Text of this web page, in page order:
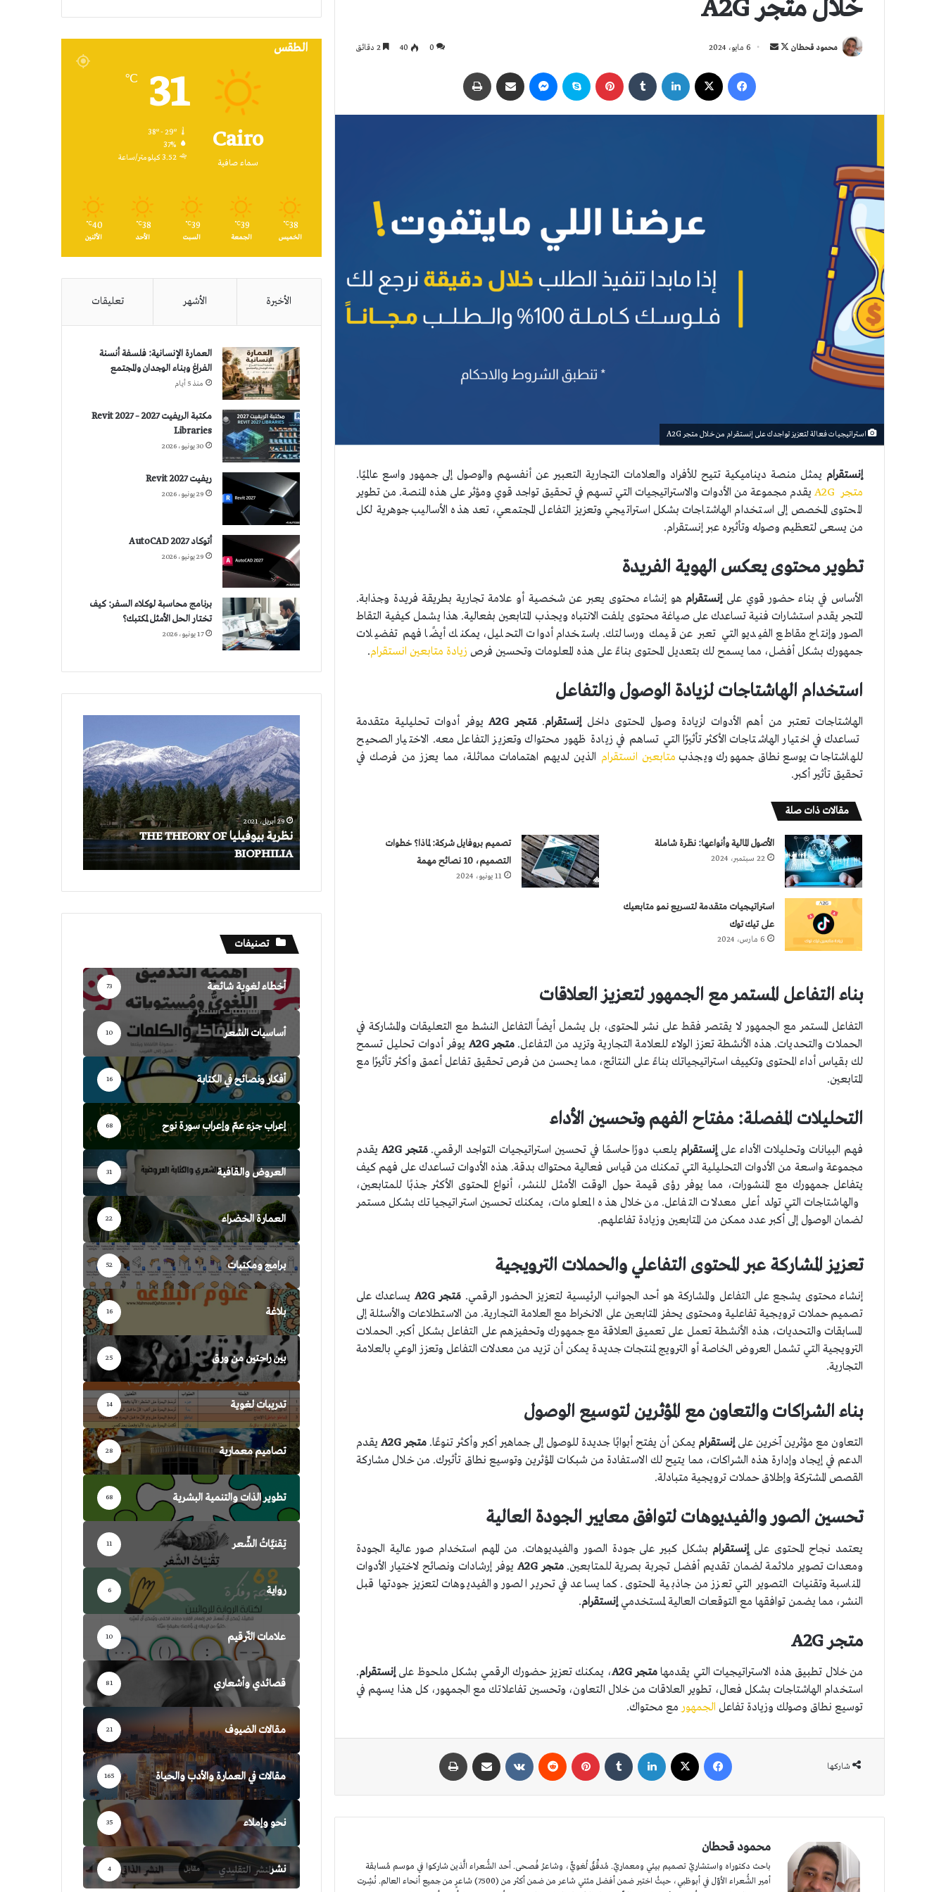
خلال متجر A2G
محمود قحطان
تابعأرسل
إلكترونيا
6 مايو، 2024 0
40
فيسبوك لينكدإن بينتيريست سكايب ماسنجر مشاركة عبر البريد
استراتيجيات فعالة لتعزيز تواجدك على إنستقرام من خلال متجر A2G
إنستقرام يمثل منصة ديناميكية تتيح للأفراد والعلامات التجارية التعبير عن أنفسهم والوصول إلى جمهور واسع عالميًا.
متجر A2G
يقدم مجموعة من الأدوات والاستراتيجيات التي تسهم في تحقيق تواجد قوي ومؤثر على هذه المنصة. من تطوير
المحتوى المخصص إلى استخدام الهاشتاجات بشكل استراتيجي وتعزيز التفاعل المجتمعي، تعد هذه الأساليب جوهرية لكل
من يسعى لتعظيم وصوله وتأثيره عبر إنستقرام.
تطوير محتوى يعكس الهوية الفريدة
الأساس في بناء حضور قوي علىإنستقرام هو إنشاء محتوى يعبر عن شخصية أو علامة تجارية بطريقة فريدة وجذابة.
المتجر يقدم استشارات فنية تساعدك على صياغة محتوى يلفت الانتباه ويجذب المتابعين بفعالية. هذا يشمل كيفية التقاط
الصور وإنتاج مقاطع الفيديو التي تعبر عن قيمك ورسالتك. باستخدام أدوات التحليل، يمكنك أيضًا فهم تفضيلات
جمهورك بشكل أفضل، مما يسمح لك بتعديل المحتوى بناءً على هذه المعلومات وتحسين فرص زيادة متابعين انستقرام.
استخدام الهاشتاجات لزيادة الوصول والتفاعل
الهاشتاجات تعتبر من أهم الأدوات لزيادة وصول المحتوى داخلإنستقرام.مَتجر A2G
يوفر أدوات تحليلية متقدمة
تساعدك في اختيار الهاشتاجات الأكثر تأثيرًا التي تساهم في زيادة ظهور محتواك وتعزيز التفاعل معه. الاختيار الصحيح
للهاشتاجات يوسع نطاق جمهورك ويجذب متابعين انستقرام الذين لديهم اهتمامات مماثلة، مما يعزز من فرصك في
تحقيق تأثير أكبر.
مقالات ذات صلة
الأصول المالية وأنواعها: نظرة شاملة
22 سبتمبر، 2024
تصميم بروفايل شركة: لماذا؟ خطوات
التصميم، 10 نصائح مهمة
11 يونيو، 2024
استراتيجيات متقدمة لتسريع نمو متابعيك
على تيك توك
6 مارس، 2024
بناء التفاعل المستمر مع الجمهور لتعزيز العلاقات
التفاعل المستمر مع الجمهور لا يقتصر فقط على نشر المحتوى، بل يشمل أيضاً التفاعل النشط مع التعليقات والمشاركة في
الحملات والتحديات. هذه الأنشطة تعزز الولاء للعلامة التجارية وتزيد من التفاعل. متجر A2G
يوفر أدوات تحليل تسمح
لك بقياس أداء المحتوى وتكييف استراتيجياتك بناءً على النتائج، مما يحسن من فرص تحقيق تفاعل أعمق وأكثر تأثيرًا مع
المتابعين.
التحليلات المفصلة: مفتاح الفهم وتحسين الأداء
فهم البيانات وتحليلات الأداء علىإِنستقرام يلعب دورًا حاسمًا في تحسين استراتيجيات التواجد الرقمي.مَتجر A2G
يقدم
مجموعة واسعة من الأدوات التحليلية التي تمكنك من قياس فعالية محتواك بدقة. هذه الأدوات تساعدك على فهم كيف
يتفاعل جمهورك مع المنشورات، مما يوفر رؤى قيمة حول الوقت الأمثل للنشر، أنواع المحتوى الأكثر جذبًا للمتابعين،
والهاشتاجات التي تولد أعلى معدلات التفاعل. من خلال هذه المعلومات، يمكنك تحسين استراتيجياتك بشكل مستمر
لضمان الوصول إلى أكبر عدد ممكن من المتابعين وزيادة تفاعلهم.
تعزيز المشاركة عبر المحتوى التفاعلي والحملات الترويجية
إنشاء محتوى يشجع على التفاعل والمشاركة هو أحد الجوانب الرئيسية لتعزيز الحضور الرقمي. مَتجر A2G
يساعدك على
تصميم حملات ترويجية تفاعلية ومحتوى يحفز المتابعين على الانخراط مع العلامة التجارية. من الاستطلاعات والأسئلة إلى
المسابقات والتحديات، هذه الأنشطة تعمل على تعميق العلاقة مع جمهورك وتحفيزهم على التفاعل بشكل أكبر. الحملات
الترويجية التي تشمل العروض الخاصة أو الترويج لمنتجات جديدة يمكن أن تزيد من معدلات التفاعل وتعزز الوعي بالعلامة
التجارية.
بناء الشراكات والتعاون مع المؤثرين لتوسيع الوصول
التعاون مع مؤثرين آخرين علىإنستقرام يمكن أن يفتح أبوابًا جديدة للوصول إلى جماهير أكبر وأكثر تنوعًا. متجر A2G
يقدم
الدعم في إيجاد وإدارة هذه الشراكات، مما يتيح لك الاستفادة من شبكات المؤثرين وتوسيع نطاق تأثيرك. من خلال مشاركة
القصص المشتركة وإطلاق حملات ترويجية متبادلة.
تحسين الصور والفيديوهات لتوافق معايير الجودة العالية
يعتمد نجاح المحتوى علىإِنستقرام بشكل كبير على جودة الصور والفيديوهات. من المهم استخدام صور عالية الجودة
ومعدات تصوير ملائمة لضمان تقديم أفضل تجربة بصرية للمتابعين.متجر A2G
يوفر إرشادات ونصائح لاختيار الأدوات
المناسبة وتقنيات التصوير التي تعزز من جاذبية المحتوى. كما يساعد في تحرير الصور والفيديوهات لتعزيز جودتها قبل
النشر، مما يضمن توافقها مع التوقعات العالية لمستخدميإنستقرام.
متجر A2G
من خلال تطبيق هذه الاستراتيجيات التي يقدمهامتجر A2G ، يمكنك تعزيز حضورك الرقمي بشكل ملحوظ علىإنستقرام.
استخدام الهاشتاجات بشكل فعال، تطوير العلاقات من خلال التعاون، وتحسين تفاعلاتك مع الجمهور، كل هذا يسهم في
توسيع نطاق وصولك وزيادة تفاعل الجمهورمع محتواك.
شاركها
فيسبوك لينكدإن بينتيريست مشاركة عبر البريد
محمود قحطان
باحث دكتوراه واستشاريّ تصميم بيئي ومعماريّ. مُدقِّقٌ لُغويٌّ، وشاعرُ فُصحى. أحد الشُّعراء الَّذين شاركوا في موسم مُسابقة
أمير الشُّعراء الأوّل في أبوظبي، حيثُ اختير ضمن أفضل مئتي شاعر من ضمن أكثر من (7500) شاعرٍ من جميع أنحاء العالم. نُشِرت
الطقس
Cairo
سماء صافية
31
℃
38º - 29º
37%
3.52 كيلومتر/ساعة
38
℃
الخميس
39
℃
الجمعة
39
℃
السبت
38
℃
الأحد
40
℃
الأثنين
الأخيرة الأشهر تعليقات
العمارة الإنسانية: فلسفة أنسنة
الفراغ وبناء الوجدان والمجتمع
منذ 5 أيام
مكتبة الريفيت 2027 – Revit 2027
Libraries
30 يونيو، 2026
ريفيت 2027 Revit
29 يونيو، 2026
أتوكاد 2027 AutoCAD
29 يونيو، 2026
برنامج محاسبة لوكلاء السفر: كيف
تختار الحل الأمثل لمكتبك؟
17 يونيو، 2026
بيوفيليا
THE
THEORY
OF
BIOPHILIA
29 أبريل، 2021
نظرية بيوفيليا THE THEORY OF
BIOPHILIA
تصنيفات
أخطاء لغوية شائعة 73
أساسيات الشعر 10
أفكار ونصائح في الكتابة 16
إعراب جزء عمّ وإعراب سورة نوح 68
العروض والقافية 31
العمارة الخضراء 22
برامج ومكتبات 52
بلاغة 16
بين راحتين من ورق 25
تدريبات لغوية 14
تصاميم معمارية 28
تطوير الذات والتنمية البشرية 68
تِقنيَّاتُ الشِّعر 11
رواية 6
علامات التّرقيم 10
قصائدي وأشعاري 81
مقالات الضيوف 21
مقالات في العمارة والأدب والحياة 165
نحو وإملاء 35
نشر 4